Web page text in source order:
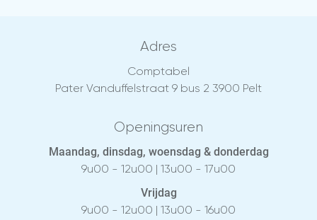
Adres
Comptabel
Pater Vanduffelstraat 9 bus 2 3900 Pelt
Openingsuren
Maandag, dinsdag, woensdag & donderdag
9u00 - 12u00 | 13u00 - 17u00
Vrijdag
9u00 - 12u00 | 13u00 - 16u00